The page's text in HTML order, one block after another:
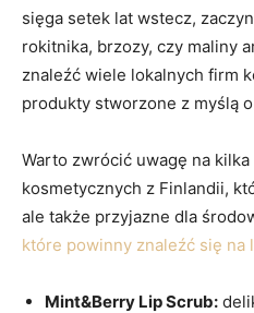
sięga setek lat wstecz,
rokitnika, brzozy, czy maliny‍
znaleźć wiele lokalnych firm
produkty⁢ stworzone​ z myślą
Warto zwrócić uwagę na
kosmetycznych z Finlandii,
ale także ⁢przyjazne dla
które powinny znaleźć się na
Mint&Berry Lip Scrub: